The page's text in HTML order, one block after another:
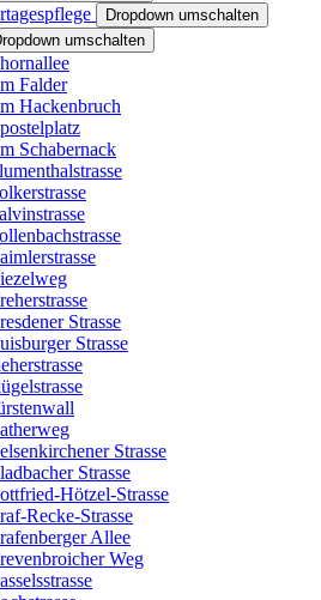
Dropdown umschalten
umschalten
Falder
Hackenbruch
Schabernack
Strasse
Strasse
Strasse
Strasse
Hötzel-Strasse
Recke-Strasse
Allee
Weg